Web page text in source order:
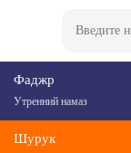
Фаджр
Утренний намаз
Шурук